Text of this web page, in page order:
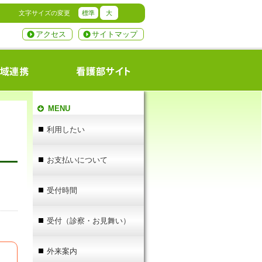
文字サイズの変更 標準 大
サイトマップ
アクセス
MENU
利用したい
お支払いについて
受付時間
受付（診察・お見舞い）
外来案内